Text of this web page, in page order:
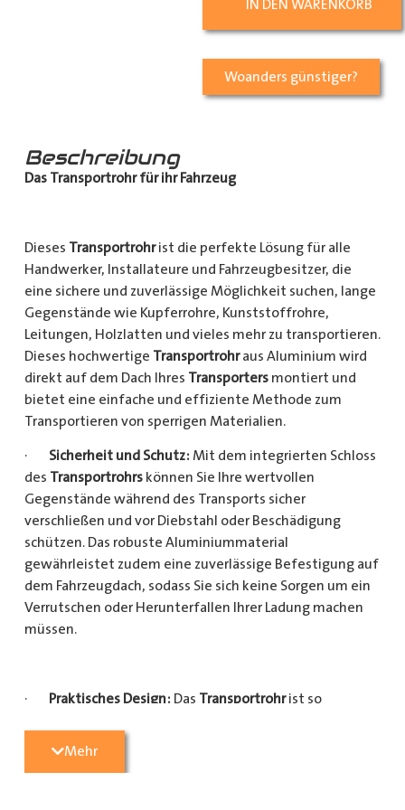
IN DEN WARENKORB
Woanders günstiger?
Beschreibung
Das Transportrohr für ihr Fahrzeug
Dieses Transportrohrist die perfekte Lösung für alle
Handwerker, Installateure und Fahrzeugbesitzer, die
eine sichere und zuverlässige Möglichkeit suchen, lange
Gegenstände wie Kupferrohre, Kunststoffrohre,
Leitungen, Holzlatten und vieles mehr zu transportieren.
Dieses hochwertige Transportrohraus Aluminium wird
direkt auf dem Dach Ihres Transportersmontiert und
bietet eine einfache und effiziente Methode zum
Transportieren von sperrigen Materialien.
· Sicherheit und Schutz: Mit dem integrierten Schloss
des Transportrohrskönnen Sie Ihre wertvollen
Gegenstände während des Transports sicher
verschließen und vor Diebstahl oder Beschädigung
schützen. Das robuste Aluminiummaterial
gewährleistet zudem eine zuverlässige Befestigung auf
dem Fahrzeugdach, sodass Sie sich keine Sorgen um ein
Verrutschen oder Herunterfallen Ihrer Ladung machen
müssen.
· Praktisches Design: Das Transportrohrist so
Gegenständen sicher und einfach transportieren kann
Mehr